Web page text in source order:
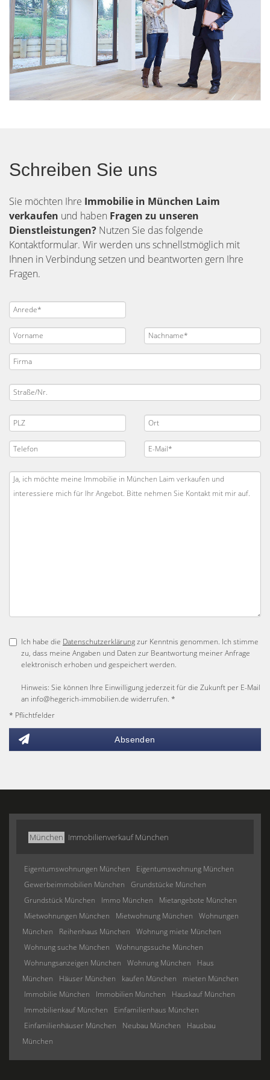
Schreiben Sie uns
Sie möchten Ihre Immobilie in München Laim
verkaufen und haben Fragen zu unseren
Dienstleistungen? Nutzen Sie das folgende
Kontaktformular. Wir werden uns schnellstmöglich mit
Ihnen in Verbindung setzen und beantworten gern Ihre
Fragen.
Ich habe die Datenschutzerklärungzur Kenntnis genommen. Ich stimme
zu, dass meine Angaben und Daten zur Beantwortung meiner Anfrage
elektronisch erhoben und gespeichert werden.
Hinweis: Sie können Ihre Einwilligung jederzeit für die Zukunft per E-Mail
an info@hegerich-immobilien.de widerrufen. *
* Pflichtfelder
Absenden
München Immobilienverkauf München
Eigentumswohnungen München
Eigentumswohnung München
Gewerbeimmobilien München
Grundstücke München
Grundstück München
Immo München
Mietangebote München
Mietwohnungen München
Mietwohnung München
Wohnungen
München
Reihenhaus München
Wohnung miete München
Wohnung suche München
Wohnungssuche München
Wohnungsanzeigen München
Wohnung München
Haus
München
Häuser München kaufen München
mieten München
Immobilie München
Immobilien München
Hauskauf München
Immobilienkauf München
Einfamilienhaus München
Einfamilienhäuser München
Neubau München
Hausbau
München